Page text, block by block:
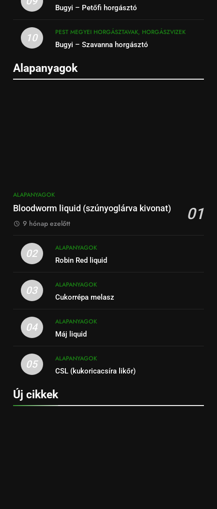
Bugyi – Petőfi horgásztó
10
PEST MEGYEI HORGÁSZTAVAK, HORGÁSZVIZEK
Bugyi – Szavanna horgásztó
Alapanyagok
ALAPANYAGOK
Bloodworm liquid (szúnyoglárva kivonat) 01
9 hónap ezelőtt
02
ALAPANYAGOK
Robin Red liquid
03
ALAPANYAGOK
Cukorrépa melasz
04
ALAPANYAGOK
Máj liquid
05
ALAPANYAGOK
CSL (kukoricacsíra likőr)
Új cikkek